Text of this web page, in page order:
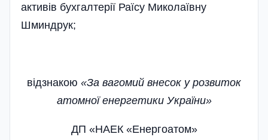
активів бухгалтерії Раїсу Миколаївну
Шминдрук;
відзнакою «За вагомий внесок у розвиток
атомної енергетики України»
ДП «НАЕК «Енергоатом»